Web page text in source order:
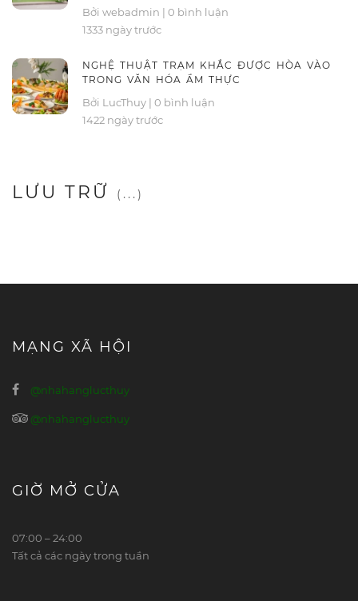
Bởi webadmin | 0 bình luận
1333 ngày trước
NGHỆ THUẬT TRẠM KHẮC ĐƯỢC HÒA VÀO
TRONG VĂN HÓA ẨM THỰC
Bởi LucThuy | 0 bình luận
1422 ngày trước
LƯU TRỮ (...)
MẠNG XÃ HỘI
@nhahanglucthuy
@nhahanglucthuy
GIỜ MỞ CỬA
07:00 – 24:00
Tất cả các ngày trong tuần